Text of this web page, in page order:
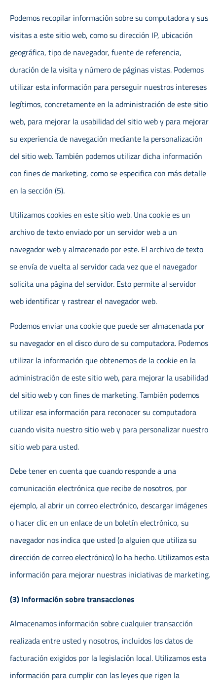
Podemos recopilar información sobre su computadora y sus
visitas a este sitio web, como su dirección IP, ubicación
geográfica, tipo de navegador, fuente de referencia,
duración de la visita y número de páginas vistas. Podemos
utilizar esta información para perseguir nuestros intereses
legítimos, concretamente en la administración de este sitio
web, para mejorar la usabilidad del sitio web y para mejorar
su experiencia de navegación mediante la personalización
del sitio web. También podemos utilizar dicha información
con fines de marketing, como se especifica con más detalle
en la sección (5).
Utilizamos cookies en este sitio web. Una cookie es un
archivo de texto enviado por un servidor web a un
navegador web y almacenado por este. El archivo de texto
se envía de vuelta al servidor cada vez que el navegador
solicita una página del servidor. Esto permite al servidor
web identificar y rastrear el navegador web.
Podemos enviar una cookie que puede ser almacenada por
su navegador en el disco duro de su computadora. Podemos
utilizar la información que obtenemos de la cookie en la
administración de este sitio web, para mejorar la usabilidad
del sitio web y con fines de marketing. También podemos
utilizar esa información para reconocer su computadora
cuando visita nuestro sitio web y para personalizar nuestro
sitio web para usted.
Debe tener en cuenta que cuando responde a una
comunicación electrónica que recibe de nosotros, por
ejemplo, al abrir un correo electrónico, descargar imágenes
o hacer clic en un enlace de un boletín electrónico, su
navegador nos indica que usted (o alguien que utiliza su
dirección de correo electrónico) lo ha hecho. Utilizamos esta
información para mejorar nuestras iniciativas de marketing.
(3) Información sobre transacciones
Almacenamos información sobre cualquier transacción
realizada entre usted y nosotros, incluidos los datos de
facturación exigidos por la legislación local. Utilizamos esta
información para cumplir con las leyes que rigen la